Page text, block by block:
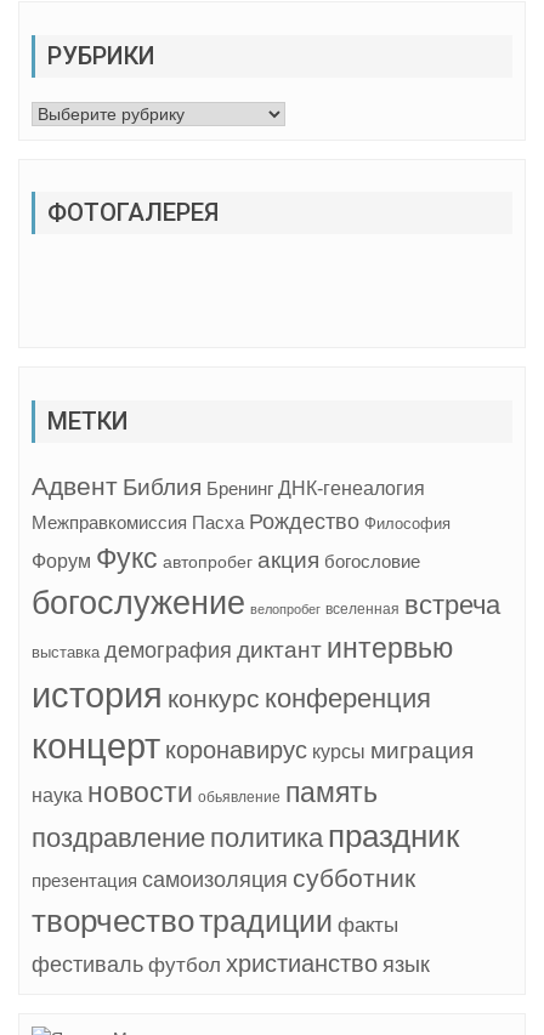
РУБРИКИ
Рубрики
ФОТОГАЛЕРЕЯ
МЕТКИ
Адвент Библия Бренинг ДНК-генеалогия
Межправкомиссия Пасха Рождество Философия
Форум Фукс автопробег акция богословие
богослужение велопробег вселенная встреча
выставка демография диктант интервью
история конкурс конференция
концерт коронавирус курсы миграция
наука новости обьявление память
поздравление политика праздник
презентация самоизоляция субботник
творчествотрадиции факты
фестиваль футбол христианство язык